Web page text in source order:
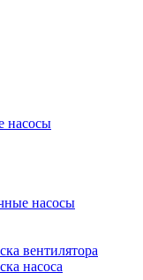
насосы
насосы
вентилятора
насоса